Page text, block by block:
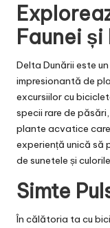
Faunei
Delta Dunării este
impresionantă de
excursiilor cu
specii rare de
plante acvatice
experiență unică să
de sunetele și
Simte
În călătoria ta cu